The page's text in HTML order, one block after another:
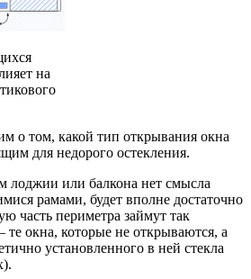
на
о том, какой тип открывания окна
для недорого остекления.
лоджии или балкона нет смысла
рамами, будет вполне достаточно
часть периметра займут так
те окна, которые не открываются, а
установленного в ней стекла